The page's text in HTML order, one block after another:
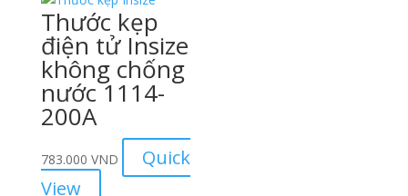
Thước kẹp
điện tử Insize
không chống
nước 1114-
200A
783.000 VND
Quick
View